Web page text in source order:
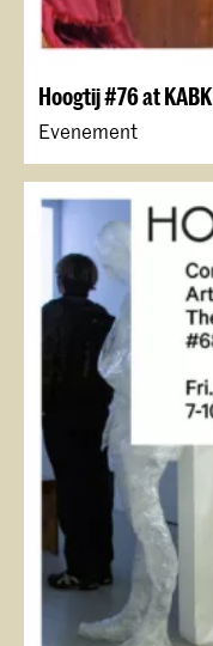
Hoogtij #76 at KABK
Evenement